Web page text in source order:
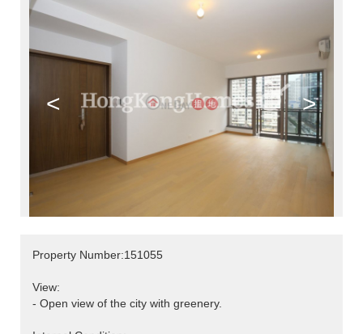
< >
Property Number:151055
View:
- Open view of the city with greenery.